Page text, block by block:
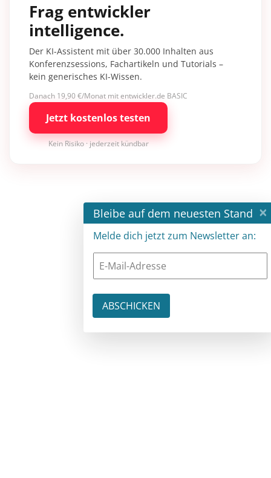
Frag entwickler
intelligence.
Der KI-Assistent mit über 30.000 Inhalten aus
Konferenzsessions, Fachartikeln und Tutorials –
kein generisches KI-Wissen.
Danach 19,90 €/Monat mit entwickler.de BASIC
Jetzt kostenlos testen
Kein Risiko · jederzeit kündbar
Bleibe auf dem neuesten Stand ×
Melde dich jetzt zum Newsletter an: